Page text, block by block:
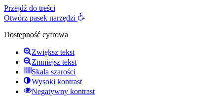
Przejdź do treści
Otwórz pasek narzędzi
Dostępność cyfrowa
Zwiększ tekst
Zmniejsz tekst
Skala szarości
Wysoki kontrast
Negatywny kontrast